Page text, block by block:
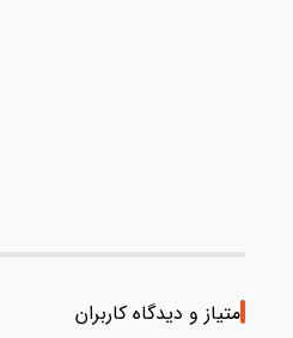
امتیاز و دیدگاه کاربران